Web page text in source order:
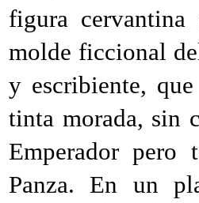
figura
molde ficcional
y escribiente,
tinta morada, sin
Emperador pero
Panza. En un